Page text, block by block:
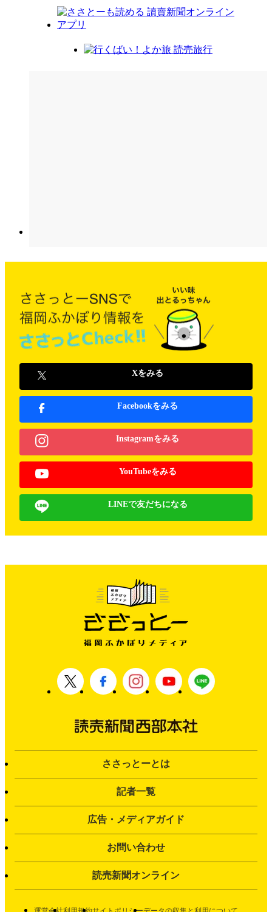
Xをみる
Facebookをみる
Instagramをみる
YouTubeをみる
LINEで友だちになる
ささっとーとは
記者一覧
広告・メディアガイド
お問い合わせ
読売新聞オンライン